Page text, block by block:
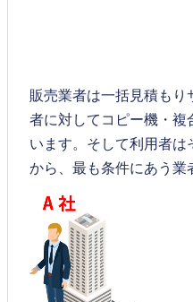
販売業者は一括見積も
者に対してコピー機・複
います。そして利用者は
から、最も条件にあう業